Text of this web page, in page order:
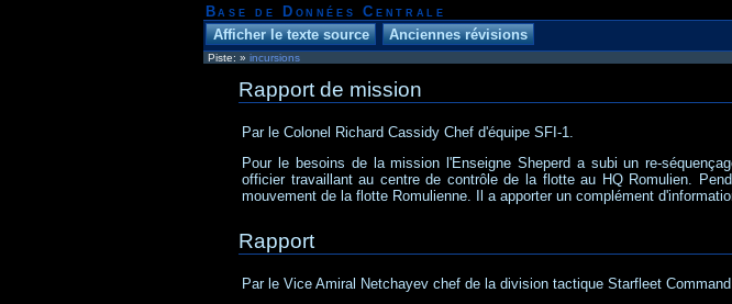
Base de Données Centrale
Piste: » incursions
Rapport de mission
Par le Colonel Richard Cassidy Chef d'équipe SFI-1.
Pour le besoins de la mission l'Enseigne Sheperd a subi un re-
officier travaillant au centre de contrôle de la flotte au HQ Romulien.
mouvement de la flotte Romulienne. Il a apporter un complément
Rapport
Par le Vice Amiral Netchayev chef de la division tactique Starfleet Command